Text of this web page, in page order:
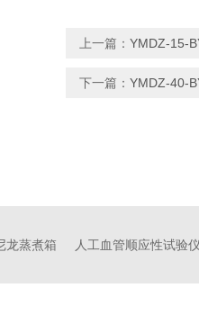
上一篇： YMDZ-15-
下一篇： YMDZ-40-
龙蒸煮箱 人工血管顺应性试验